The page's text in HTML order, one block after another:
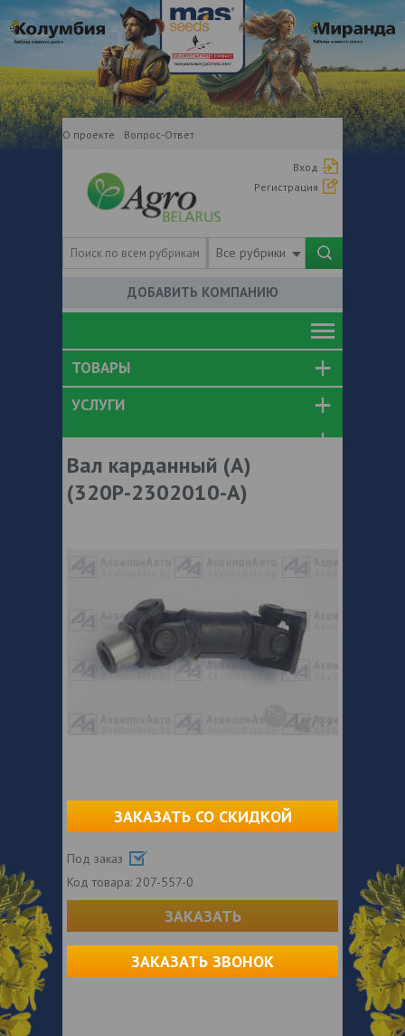
О проекте Вопрос-Ответ
Вход
Регистрация
Все рубрики
ДОБАВИТЬ КОМПАНИЮ
ТОВАРЫ
УСЛУГИ
Вал карданный (А)
(320Р-2302010-А)
ЗАКАЗАТЬ СО СКИДКОЙ
Под заказ
Код товара: 207-557-0
ЗАКАЗАТЬ
ЗАКАЗАТЬ ЗВОНОК